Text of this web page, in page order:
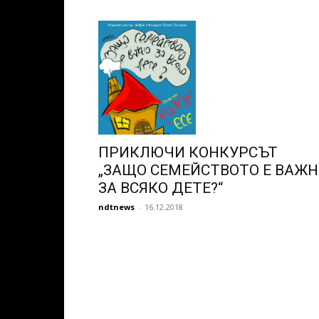
ПРИКЛЮЧИ КОНКУРСЪТ
„ЗАЩО СЕМЕЙСТВОТО Е
ЗА ВСЯКО ДЕТЕ?“
ndtnews - 16.12.2018